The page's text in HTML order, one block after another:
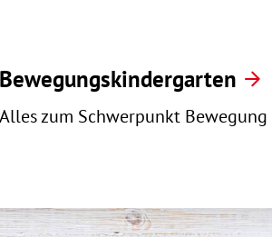
Bewegungskindergarten
Alles zum Schwerpunkt Bewegung